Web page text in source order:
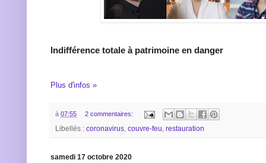
Indifférence totale à patrimoine en danger
Plus d'infos »
à 07:55 2 commentaires:
Libellés : coronavirus, couvre-feu, restauration
samedi 17 octobre 2020